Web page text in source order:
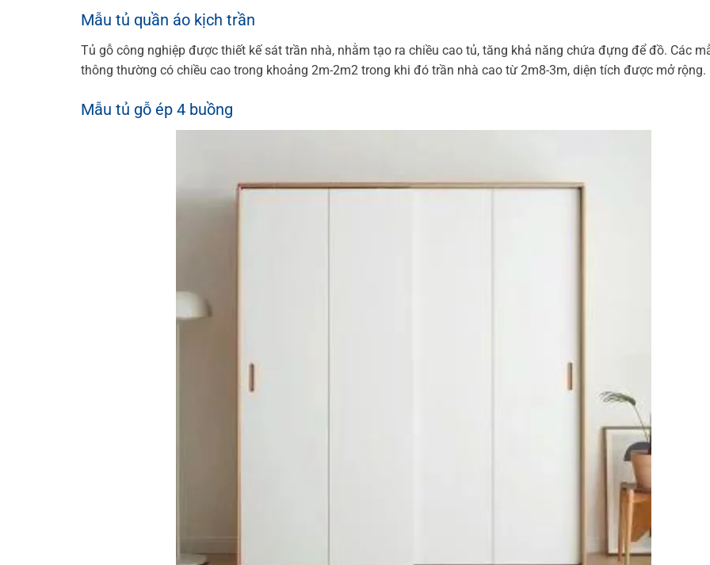
Mẫu tủ quần áo kịch trần
Tủ gỗ công nghiệp được thiết kế sát trần nhà, nhằm tạo ra chiều cao tủ, tăng khả năng chứa đựng để đồ. Các
thông thường có chiều cao trong khoảng 2m-2m2 trong khi đó trần nhà cao từ 2m8-3m, diện tích được mở rộng.
Mẫu tủ gỗ ép 4 buồng